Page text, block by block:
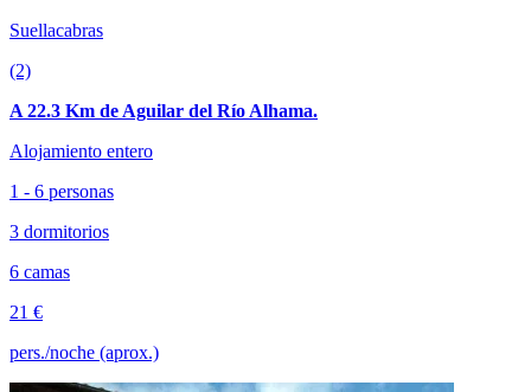
Suellacabras
(2)
A 22.3 Km de Aguilar del Río Alhama.
Alojamiento entero
1 - 6 personas
3 dormitorios
6 camas
21 €
pers./noche (aprox.)